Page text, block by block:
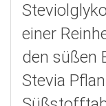
einer
den süßen
Stevia